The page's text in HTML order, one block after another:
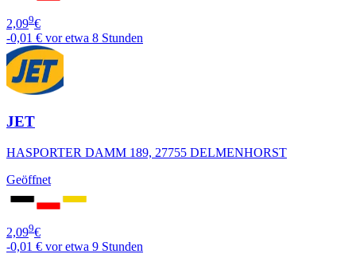
2,099€
-0,01 € vor etwa 8 Stunden
JET
HASPORTER DAMM 189, 27755 DELMENHORST
Geöffnet
2,099€
-0,01 € vor etwa 9 Stunden